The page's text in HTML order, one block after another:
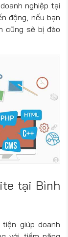
nghiệp tại
động, nếu bạn
cũng sẽ bị đào
tại Bình
giúp doanh